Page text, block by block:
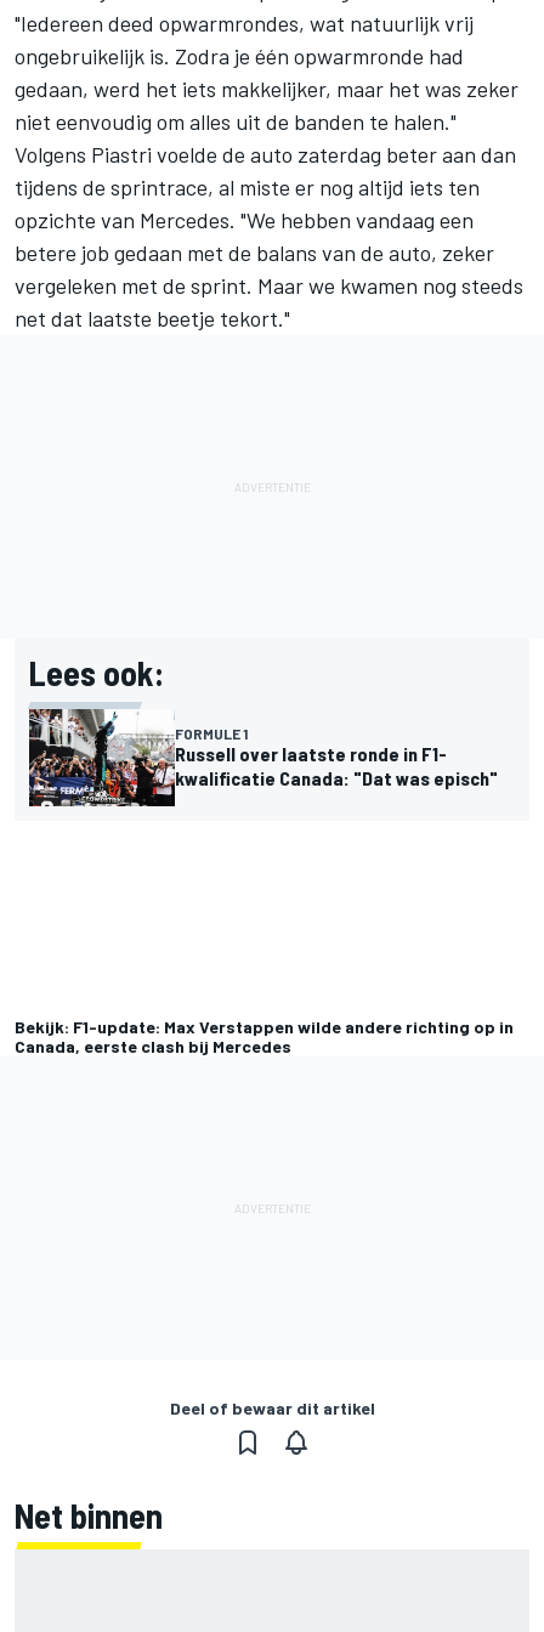
"Iedereen deed opwarmrondes, wat natuurlijk vrij
ongebruikelijk is. Zodra je één opwarmronde had
gedaan, werd het iets makkelijker, maar het was zeker
niet eenvoudig om alles uit de banden te halen."
Volgens Piastri voelde de auto zaterdag beter aan dan
tijdens de sprintrace, al miste er nog altijd iets ten
opzichte van Mercedes. "We hebben vandaag een
betere job gedaan met de balans van de auto, zeker
vergeleken met de sprint. Maar we kwamen nog steeds
net dat laatste beetje tekort."
Lees ook:
FORMULE 1
Russell over laatste ronde in F1-
kwalificatie Canada: "Dat was episch"
Bekijk: F1-update: Max Verstappen wilde andere richting op in
Canada, eerste clash bij Mercedes
Deel of bewaar dit artikel
Net binnen